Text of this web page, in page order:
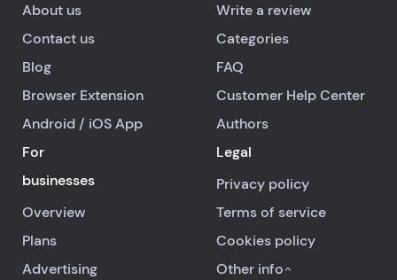
About us
Contact us
Blog
Browser Extension
Android / iOSApp
Write a review
Categories
FAQ
Customer Help Center
Authors
For
businesses
Overview
Plans
Advertising
Legal
Privacy policy
Terms of service
Cookies policy
Other info